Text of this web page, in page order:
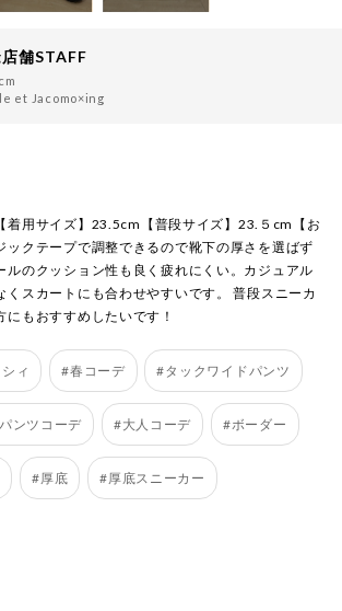
舗STAFF
et Jacomo×ing
着用サイズ】23.5cm【普段サイズ】23.５cm【お
ックテープで調整できるので靴下の厚さを選ばず
ルのクッション性も良く疲れにくい。カジュアル
くスカートにも合わせやすいです。 普段スニーカ
もおすすめしたいです！
ィ #春コーデ #タックワイドパンツ
ンツコーデ #大人コーデ #ボーダー
#厚底 #厚底スニーカー